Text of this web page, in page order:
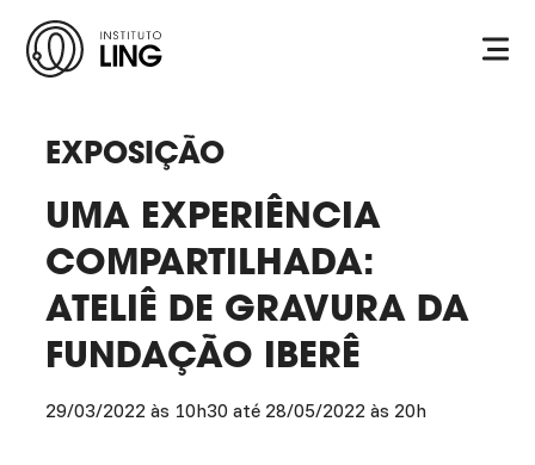
Instituto
Ling
EXPOSIÇÃO
UMA EXPERIÊNCIA
COMPARTILHADA:
ATELIÊ DE GRAVURA DA
FUNDAÇÃO IBERÊ
29/03/2022 às 10h30 até 28/05/2022 às 20h